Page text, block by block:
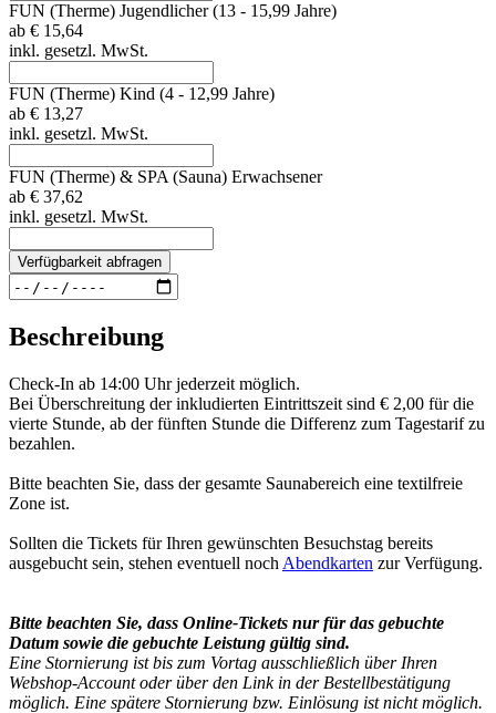
FUN (Therme) Jugendlicher (13 - 15,99 Jahre)
ab € 15,64
inkl. gesetzl. MwSt.
FUN (Therme) Kind (4 - 12,99 Jahre)
ab € 13,27
inkl. gesetzl. MwSt.
FUN (Therme) & SPA (Sauna) Erwachsener
ab € 37,62
inkl. gesetzl. MwSt.
Verfügbarkeit abfragen
Beschreibung
Check-In ab 14:00 Uhr jederzeit möglich.
Bei Überschreitung der inkludierten Eintrittszeit sind € 2,00 für die
vierte Stunde, ab der fünften Stunde die Differenz zum Tagestarif zu
bezahlen.
Bitte beachten Sie, dass der gesamte Saunabereich eine textilfreie
Zone ist.
Sollten die Tickets für Ihren gewünschten Besuchstag bereits
ausgebucht sein, stehen eventuell noch Abendkarten zur Verfügung.
Bitte beachten Sie, dass Online-Tickets nur für das gebuchte
Datum sowie die gebuchte Leistung gültig sind.
Eine Stornierung ist bis zum Vortag ausschließlich über Ihren
Webshop-Account oder über den Link in der Bestellbestätigung
möglich. Eine spätere Stornierung bzw. Einlösung ist nicht möglich.